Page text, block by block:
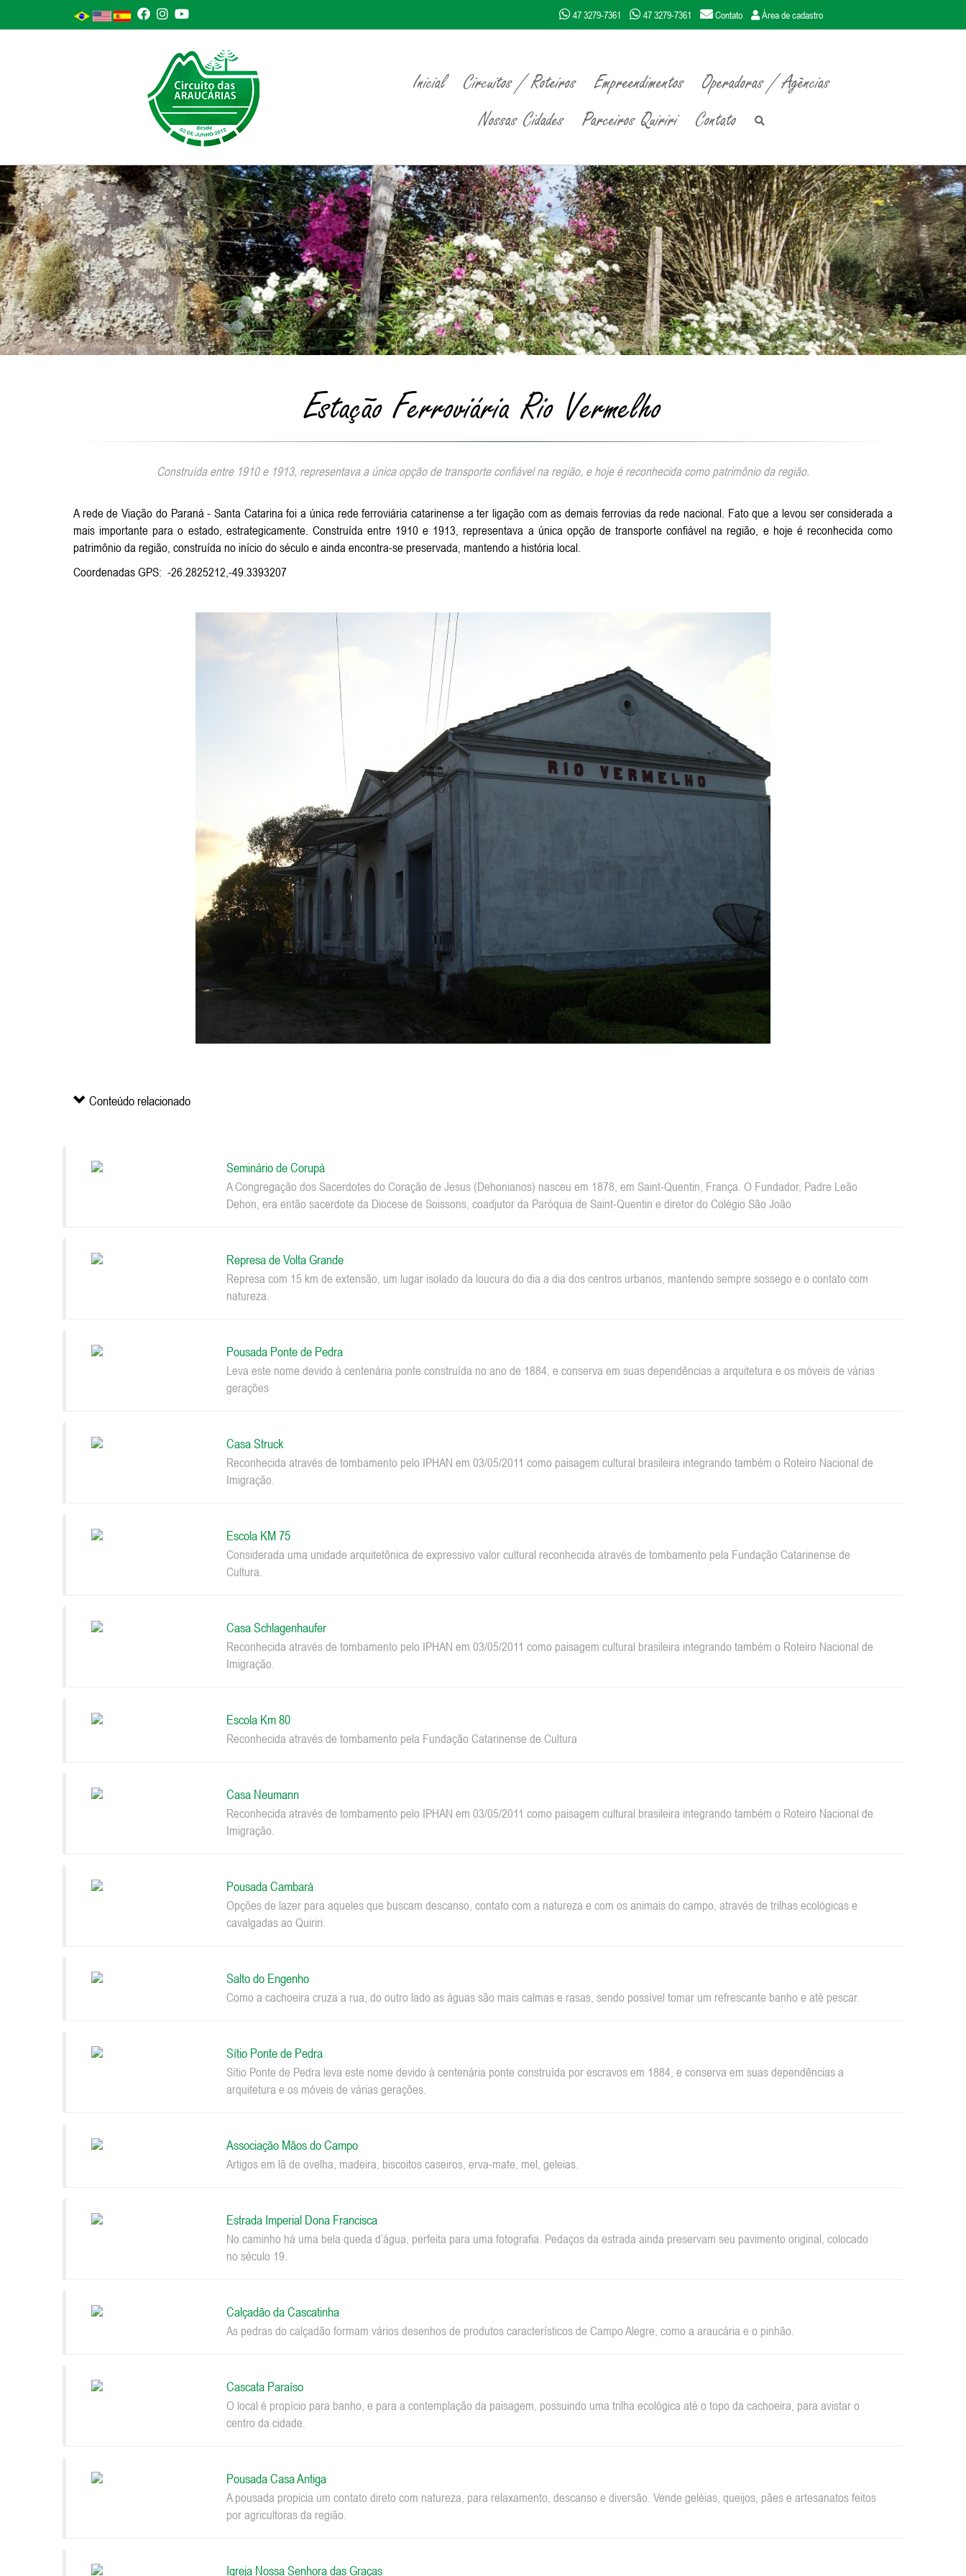
47 3279-7361 47 3279-7361 Contato Área de cadastro
Inicial Circuitos / Roteiros Empreendimentos
Operadoras / Agências
Nossas Cidades
Parceiros Quiriri Contato
Estação Ferroviária Rio Vermelho
Construída entre 1910 e 1913, representava a única opção de transporte confiável na região, e hoje é reconhecida como patrimônio da região.
A rede de Viação do Paraná - Santa Catarina foi a única rede ferroviária catarinense a ter ligação com as demais ferrovias da rede nacional. Fato que a levou ser considerada a
mais importante para o estado, estrategicamente. Construída entre 1910 e 1913, representava a única opção de transporte confiável na região, e hoje é reconhecida como
patrimônio da região, construída no início do século e ainda encontra-se preservada, mantendo a história local.
Coordenadas GPS: -26.2825212,-49.3393207
Conteúdo relacionado
Seminário de Corupá
A Congregação dos Sacerdotes do Coração de Jesus (Dehonianos) nasceu em 1878, em Saint-Quentin, França. O Fundador, Padre Leão
Dehon, era então sacerdote da Diocese de Soissons, coadjutor da Paróquia de Saint-Quentin e diretor do Colégio São João
Represa de Volta Grande
Represa com 15 km de extensão, um lugar isolado da loucura do dia a dia dos centros urbanos, mantendo sempre sossego e o contato com
natureza.
Pousada Ponte de Pedra
Leva este nome devido à centenária ponte construída no ano de 1884, e conserva em suas dependências a arquitetura e os móveis de várias
gerações
Casa Struck
Reconhecida através de tombamento pelo IPHAN em 03/05/2011 como paisagem cultural brasileira integrando também o Roteiro Nacional de
Imigração.
Escola KM 75
Considerada uma unidade arquitetônica de expressivo valor cultural reconhecida através de tombamento pela Fundação Catarinense de
Cultura.
Casa Schlagenhaufer
Reconhecida através de tombamento pelo IPHAN em 03/05/2011 como paisagem cultural brasileira integrando também o Roteiro Nacional de
Imigração.
Escola Km 80
Reconhecida através de tombamento pela Fundação Catarinense de Cultura
Casa Neumann
Reconhecida através de tombamento pelo IPHAN em 03/05/2011 como paisagem cultural brasileira integrando também o Roteiro Nacional de
Imigração.
Pousada Cambará
Opções de lazer para aqueles que buscam descanso, contato com a natureza e com os animais do campo, através de trilhas ecológicas e
cavalgadas ao Quiriri.
Salto do Engenho
Como a cachoeira cruza a rua, do outro lado as águas são mais calmas e rasas, sendo possível tomar um refrescante banho e até pescar.
Sítio Ponte de Pedra
Sítio Ponte de Pedra leva este nome devido à centenária ponte construída por escravos em 1884, e conserva em suas dependências a
arquitetura e os móveis de várias gerações.
Associação Mãos do Campo
Artigos em lã de ovelha, madeira, biscoitos caseiros, erva-mate, mel, geleias.
Estrada Imperial Dona Francisca
No caminho há uma bela queda d’água, perfeita para uma fotografia. Pedaços da estrada ainda preservam seu pavimento original, colocado
no século 19.
Calçadão da Cascatinha
As pedras do calçadão formam vários desenhos de produtos característicos de Campo Alegre, como a araucária e o pinhão.
Cascata Paraíso
O local é propício para banho, e para a contemplação da paisagem, possuindo uma trilha ecológica até o topo da cachoeira, para avistar o
centro da cidade.
Pousada Casa Antiga
A pousada propicia um contato direto com natureza, para relaxamento, descanso e diversão. Vende geléias, queijos, pães e artesanatos feitos
por agricultoras da região.
Igreja Nossa Senhora das Graças